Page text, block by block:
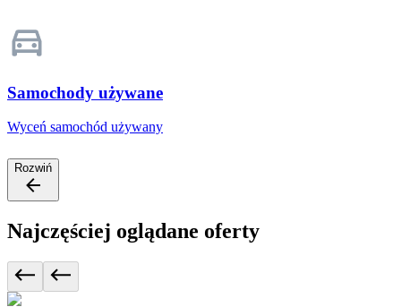
Samochody używane
Wyceń samochód używany
Rozwiń
Najczęściej oglądane oferty